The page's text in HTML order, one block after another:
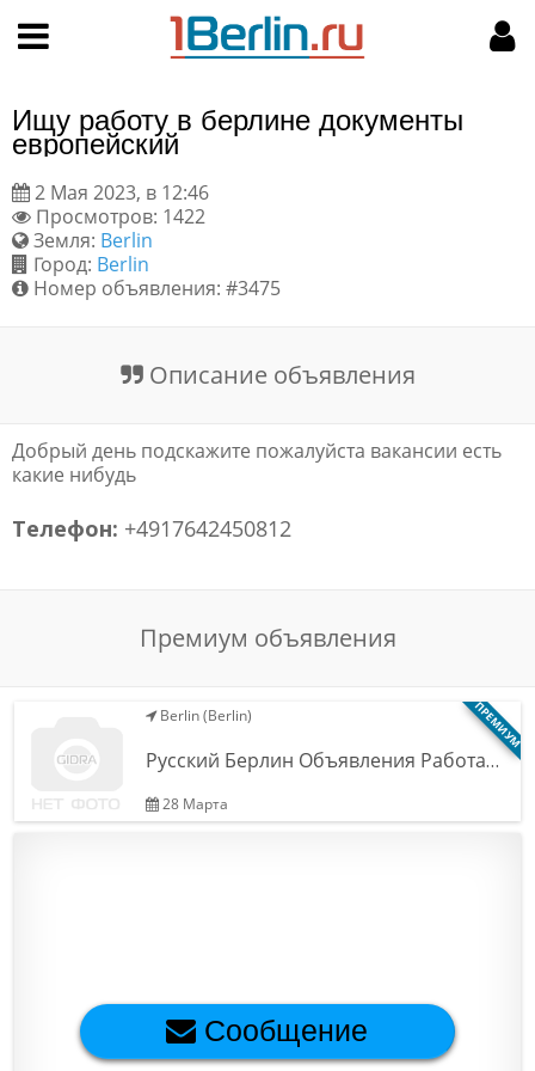
Поиск
Пользовательское соглашение
Правила доски объявлений
Текстовая реклама
МОЙ АККАУНТ
Мои объявления
Ищу работу в берлине документы
европейский
2 Мая 2023, в 12:46
Просмотров: 1422
Земля: Berlin
Город: Berlin
Номер объявления: #3475
Описание объявления
Добрый день подскажите пожалуйста вакансии есть
какие нибудь
Телефон: +4917642450812
Премиум объявления
ПРЕМИУМ
Berlin (Berlin)
Русский Берлин Объявления Работа…
28 Марта
Сообщение